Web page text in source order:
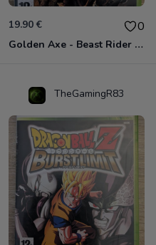
19.90 € 0
Golden Axe - Beast Rider Xbox 360
TheGamingR83